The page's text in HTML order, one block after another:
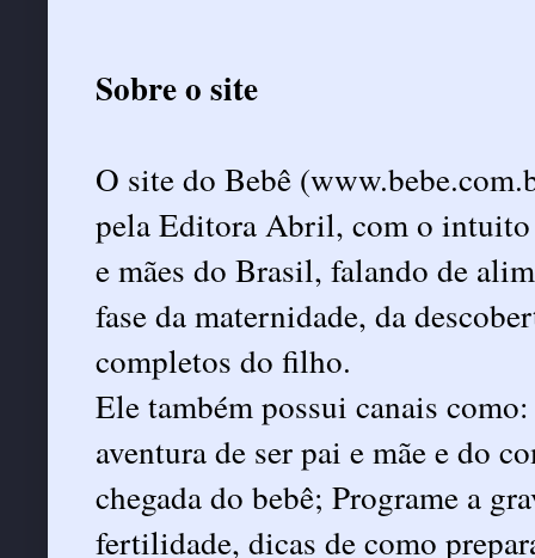
Sobre o site
O site do Bebê
pela Editora Abril, com o intuito
e mães do Brasil, falando de
fase da maternidade, da
completos do filho.
Ele também possui canais
aventura de ser pai e mãe e do
chegada do bebê; Programe a
fertilidade, dicas de como